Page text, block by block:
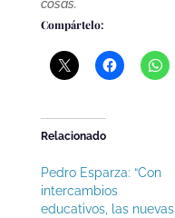
cosas.
Compártelo:
Relacionado
Pedro Esparza: “Con
intercambios
educativos, las nuevas